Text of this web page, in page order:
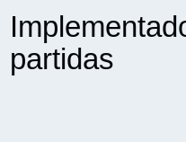
partidas